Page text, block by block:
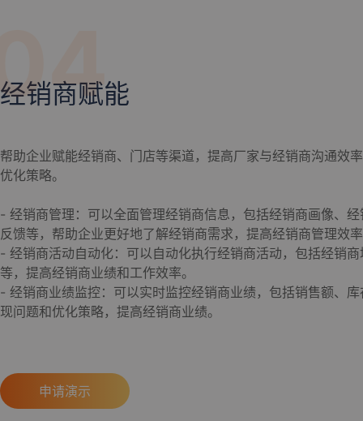
经销商赋能
帮助企业赋能经销商、门店等渠道，提高厂家与经销商沟通效
优化策略。
- 经销商管理：可以全面管理经销商信息，包括经销商画像、
反馈等，帮助企业更好地了解经销商需求，提高经销商管理效
- 经销商活动自动化：可以自动化执行经销商活动，包括经销
等，提高经销商业绩和工作效率。
- 经销商业绩监控：可以实时监控经销商业绩，包括销售额、
现问题和优化策略，提高经销商业绩。
申请演示